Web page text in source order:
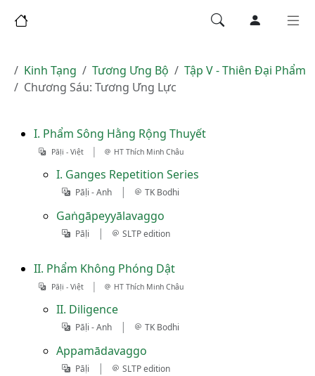
Kinh Tạng Tương Ưng Bộ
Tập V - Thiên Ðại Phẩm
Chương Sáu: Tương Ưng Lực
I. Phẩm Sông Hằng Rộng Thuyết
Pāḷi - Việt | HT Thích Minh Châu
I. Ganges Repetition Series
Pāḷi - Anh | TK Bodhi
Gaṅgāpeyyālavaggo
Pāḷi | SLTP edition
II. Phẩm Không Phóng Dật
Pāḷi - Việt | HT Thích Minh Châu
II. Diligence
Pāḷi - Anh | TK Bodhi
Appamādavaggo
Pāḷi | SLTP edition